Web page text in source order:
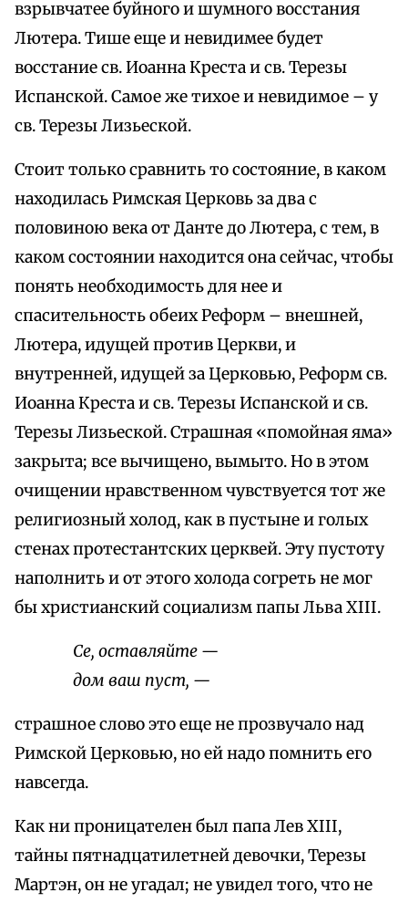
взрывчатее буйного и шумного восстания
Лютера. Тише еще и невидимее будет
восстание св. Иоанна Креста и св. Терезы
Испанской. Самое же тихое и невидимое – у
св. Терезы Лизьеской.
Стоит только сравнить то состояние, в каком
находилась Римская Церковь за два с
половиною века от Данте до Лютера, с тем, в
каком состоянии находится она сейчас, чтобы
понять необходимость для нее и
спасительность обеих Реформ – внешней,
Лютера, идущей против Церкви, и
внутренней, идущей за Церковью, Реформ св.
Иоанна Креста и св. Терезы Испанской и св.
Терезы Лизьеской. Страшная «помойная яма»
закрыта; все вычищено, вымыто. Но в этом
очищении нравственном чувствуется тот же
религиозный холод, как в пустыне и голых
стенах протестантских церквей. Эту пустоту
наполнить и от этого холода согреть не мог
бы христианский социализм папы Льва XIII.
Се, оставляйте —
дом ваш пуст, —
страшное слово это еще не прозвучало над
Римской Церковью, но ей надо помнить его
навсегда.
Как ни проницателен был папа Лев XIII,
тайны пятнадцатилетней девочки, Терезы
Мартэн, он не угадал; не увидел того, что не